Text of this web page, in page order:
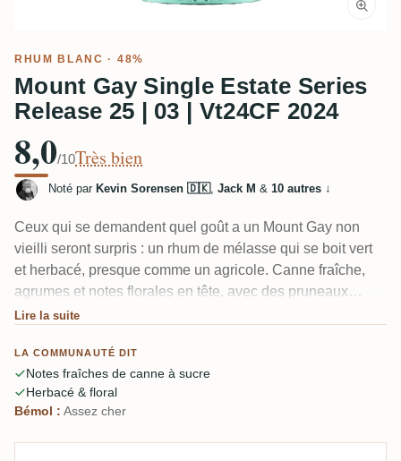
RHUM BLANC · 48%
Mount Gay Single Estate Series
Release 25 | 03 | Vt24CF 2024
8,0/10Très bien
Noté par Kevin Sorensen 🇩🇰, Jack M & 10 autres ↓
Ceux qui se demandent quel goût a un Mount Gay non
vieilli seront surpris : un rhum de mélasse qui se boit vert
et herbacé, presque comme un agricole. Canne fraîche,
agrumes et notes florales en tête, avec des pruneaux
légers et un soupçon de caoutchouc et banane en
hongroise. Gras, naturellement sucré, longue finale canne
à sucre — intéressant, pas sauvage.
Lire la suite
LA COMMUNAUTÉ DIT
Notes fraîches de canne à sucre
Herbacé & floral
Bémol : Assez cher